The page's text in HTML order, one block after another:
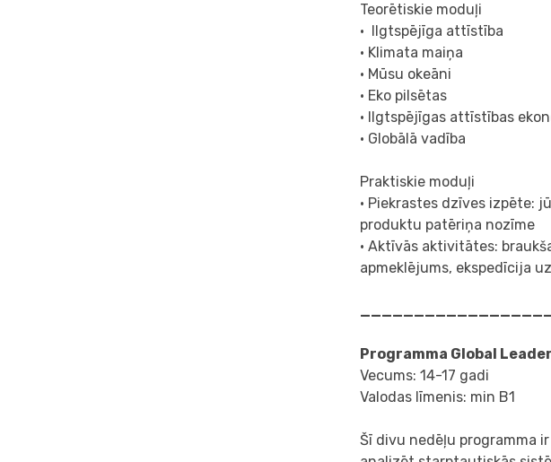
Teorētiskie moduļi
• Ilgtspējīga attīstība
• Klimata maiņa
• Mūsu okeāni
• Eko pilsētas
• Ilgtspējīgas attīstības
• Globālā vadība
Praktiskie moduļi
• Piekrastes dzīves izpēte:
produktu patēriņa nozīme
• Aktīvās aktivitātes:
apmeklējums, ekspedīcija
Programma Global
Vecums: 14-17 gadi
Valodas līmenis: min B1
Šī divu nedēļu programma